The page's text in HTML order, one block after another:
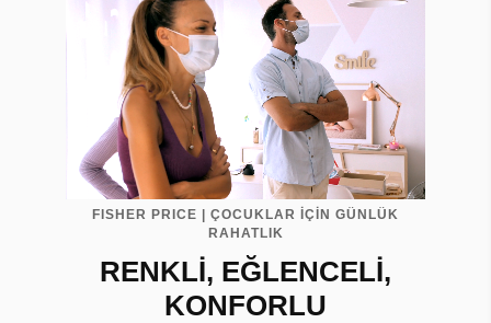
FISHER PRICE | ÇOCUKLAR İÇİN GÜNLÜK
RAHATLIK
RENKLİ, EĞLENCELİ,
KONFORLU